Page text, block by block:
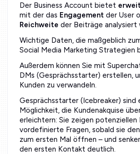
Der Business Account bietet
mit der das Engagement der User
Reichweite der Beiträge analysiert
Wichtige Daten, die maßgeblich
Social Media Marketing Strategien
Außerdem können Sie mit
DMs (Gesprächsstarter) erstellen,
Kunden zu verwandeln.
Gesprächsstarter (Icebreaker) sind
Möglichkeit, die Kundenakquise
erleichtern: Sie zeigen potenziellen
vordefinierte Fragen, sobald sie
zum ersten Mal öffnen – und
den ersten Kontakt deutlich.